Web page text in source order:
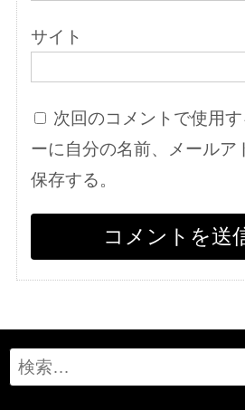
サイト
次回のコメントで使用
ーに自分の名前、メールア
保存する。
Search
for: